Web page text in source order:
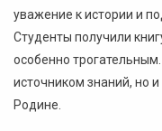
уважение к истории и
Студенты получили
особенно
источником знаний, но
Родине.